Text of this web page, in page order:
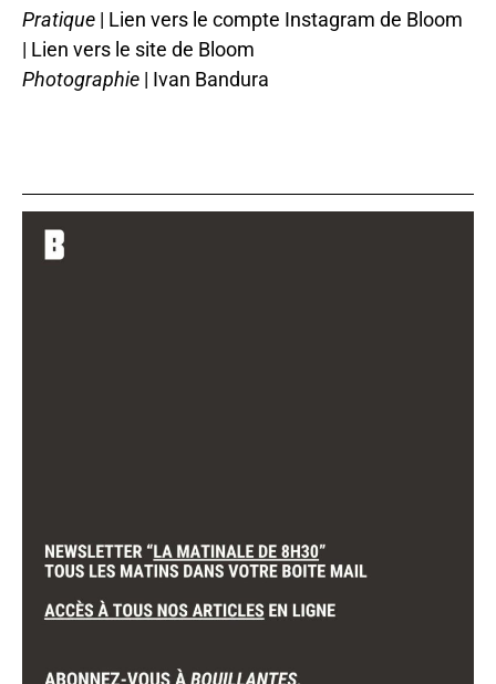
Pratique | Lien vers le compte Instagram de Bloom
| Lien vers le site de Bloom
Photographie | Ivan Bandura